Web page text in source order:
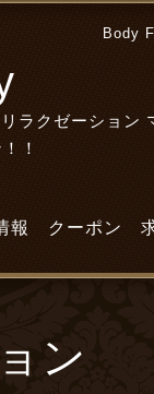
Body
ラクゼーション
！
報 クーポン
ン